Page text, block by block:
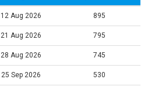
12 Aug 2026 895
21 Aug 2026 795
28 Aug 2026 745
25 Sep 2026 530